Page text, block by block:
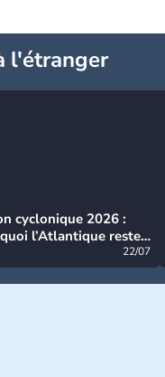
l'étranger
cyclonique 2026 :
l’Atlantique reste
22/07